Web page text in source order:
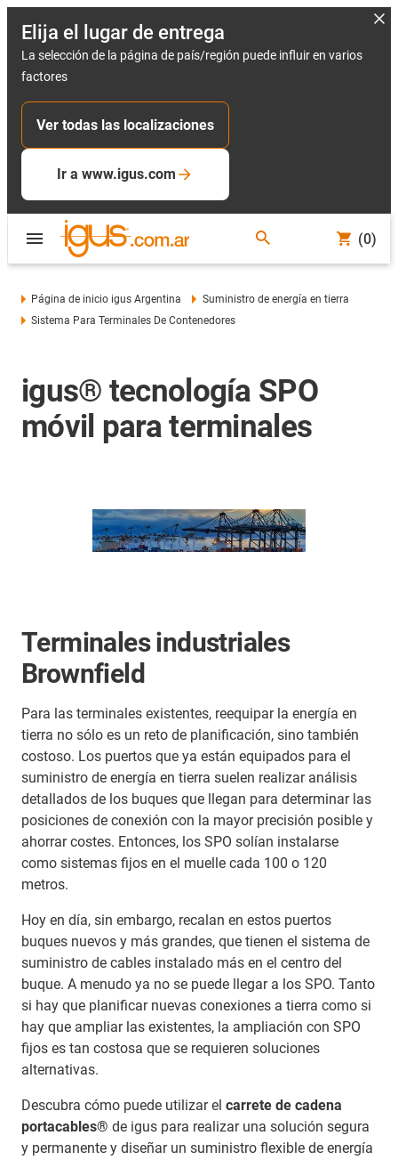
Elija el lugar de entrega
La selección de la página de país/región puede influir en varios
factores
Ver todas las localizaciones
Ir a www.igus.com
(0)
Página de inicio igus Argentina
Suministro de energía en tierra
Sistema Para Terminales De Contenedores
igus® tecnología SPO
móvil para terminales
Terminales industriales
Brownfield
Para las terminales existentes, reequipar la energía en
tierra no sólo es un reto de planificación, sino también
costoso. Los puertos que ya están equipados para el
suministro de energía en tierra suelen realizar análisis
detallados de los buques que llegan para determinar las
posiciones de conexión con la mayor precisión posible y
ahorrar costes. Entonces, los SPO solían instalarse
como sistemas fijos en el muelle cada 100 o 120
metros.
Hoy en día, sin embargo, recalan en estos puertos
buques nuevos y más grandes, que tienen el sistema de
suministro de cables instalado más en el centro del
buque. A menudo ya no se puede llegar a los SPO. Tanto
si hay que planificar nuevas conexiones a tierra como si
hay que ampliar las existentes, la ampliación con SPO
fijos es tan costosa que se requieren soluciones
alternativas.
Descubra cómo puede utilizar el carrete de cadena
portacables® de igus para realizar una solución segura
y permanente y diseñar un suministro flexible de energía